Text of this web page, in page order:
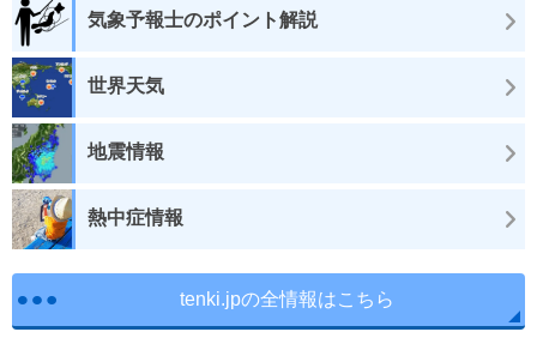
気象予報士のポイント解説
世界天気
地震情報
熱中症情報
tenki.jpの全情報はこちら